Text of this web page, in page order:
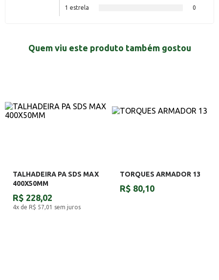
1 estrela
0
Quem viu este produto também gostou
TALHADEIRA PA SDS MAX
400X50MM
R$ 228,02
4x de R$ 57,01 sem juros
TORQUES ARMADOR 13
R$ 80,10